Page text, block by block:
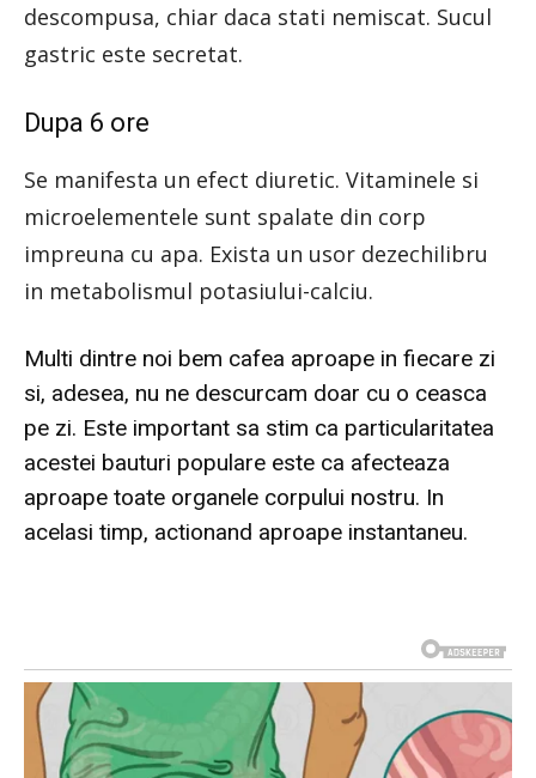
descompusa, chiar daca stati nemiscat. Sucul
gastric este secretat.
Dupa 6 ore
Se manifesta un efect diuretic. Vitaminele si
microelementele sunt spalate din corp
impreuna cu apa. Exista un usor dezechilibru
in metabolismul potasiului-calciu.
Multi dintre noi bem cafea aproape in fiecare zi
si, adesea, nu ne descurcam doar cu o ceasca
pe zi. Este important sa stim ca particularitatea
acestei bauturi populare este ca afecteaza
aproape toate organele corpului nostru. In
acelasi timp, actionand aproape instantaneu.